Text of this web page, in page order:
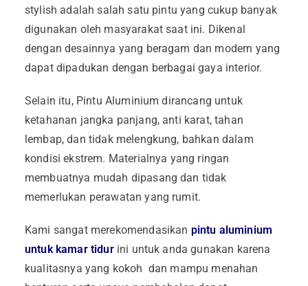
stylish adalah salah satu pintu yang cukup banyak
digunakan oleh masyarakat saat ini. Dikenal
dengan desainnya yang beragam dan modern yang
dapat dipadukan dengan berbagai gaya interior.
Selain itu, Pintu Aluminium dirancang untuk
ketahanan jangka panjang, anti karat, tahan
lembap, dan tidak melengkung, bahkan dalam
kondisi ekstrem. Materialnya yang ringan
membuatnya mudah dipasang dan tidak
memerlukan perawatanyang rumit.
Kami sangat merekomendasikan pintu aluminium
untuk kamar tidurini untuk anda gunakan karena
kualitasnya yang kokoh dan mampu menahan